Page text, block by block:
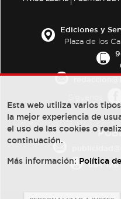
Ediciones y
Plaza de los
684 126
Esta web utiliza varios
la mejor experiencia de
el uso de las cookies o
continuación.
Más información: Política